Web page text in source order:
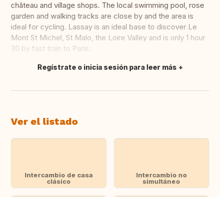
château and village shops. The local swimming pool, rose
garden and walking tracks are close by and the area is
ideal for cycling. Lassay is an ideal base to discover Le
Mont St Michel, St Malo, the Loire Valley and is only 1 hour
30 by fast train to Paris.
Traducir
Regístrate o inicia sesión para leer más
Ver el listado
Intercambio de casa
clásico
Intercambio no
simultáneo